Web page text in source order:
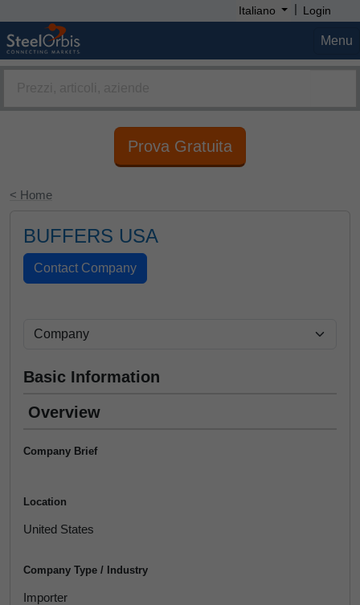
Italiano | Login
Menu
Prova Gratuita
< Home
BUFFERS USA
Basic Information
Overview
Company Brief
Location
United States
Company Type / Industry
Importer